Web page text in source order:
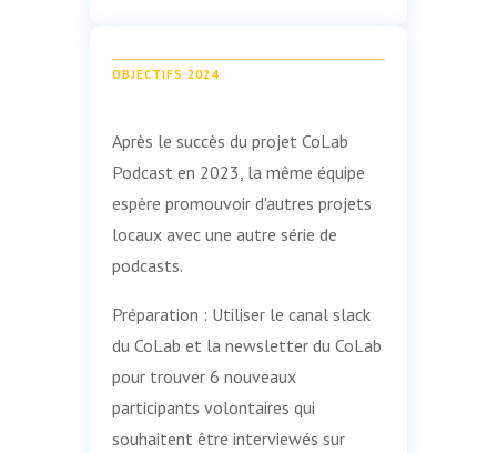
OBJECTIFS 2024
Après le succès du projet CoLab
Podcast en 2023, la même équipe
espère promouvoir d'autres projets
locaux avec une autre série de
podcasts.
Préparation : Utiliser le canal slack
du CoLab et la newsletter du CoLab
pour trouver 6 nouveaux
participants volontaires qui
souhaitent être interviewés sur